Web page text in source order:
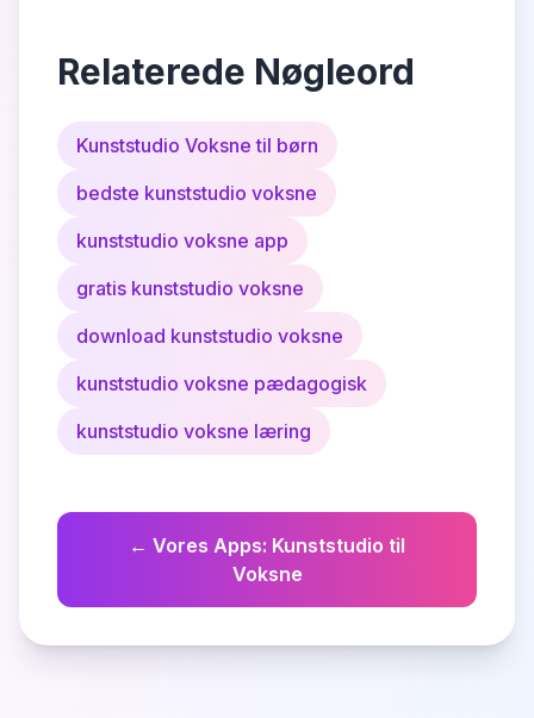
Relaterede Nøgleord
Kunststudio Voksne til børn
bedste kunststudio voksne
kunststudio voksne app
gratis kunststudio voksne
download kunststudio voksne
kunststudio voksne pædagogisk
kunststudio voksne læring
← Vores Apps: Kunststudio til
Voksne